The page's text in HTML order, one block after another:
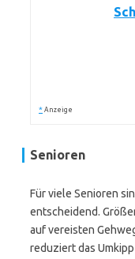
* Anzeige
Senioren
Für viele Senioren
entscheidend.
auf vereisten
reduziert das